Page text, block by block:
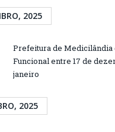
2025
Prefeitura de Medicilândia
Funcional entre 17 de
janeiro
2025